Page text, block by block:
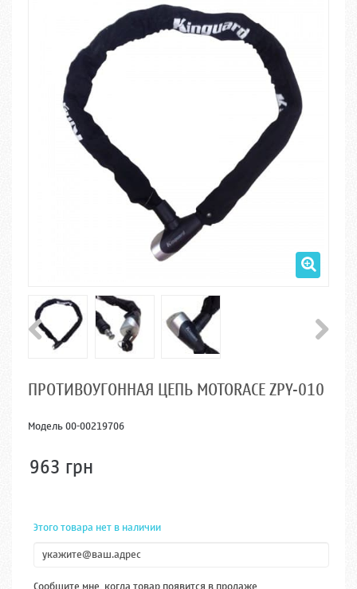
ПРОТИВОУГОННАЯ ЦЕПЬ MOTORACE ZPY-010
Модель00-00219706
963 грн
Этого товара нет в наличии